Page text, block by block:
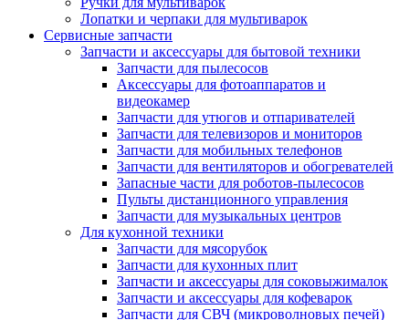
Лопатки и черпаки для мультиварок
Сервисные запчасти
Запчасти и аксессуары для бытовой техники
Запчасти для пылесосов
Аксессуары для фотоаппаратов и
видеокамер
Запчасти для утюгов и отпаривателей
Запчасти для телевизоров и мониторов
Запчасти для мобильных телефонов
Запчасти для вентиляторов и обогревателей
Запасные части для роботов-пылесосов
Пульты дистанционного управления
Запчасти для музыкальных центров
Для кухонной техники
Запчасти для мясорубок
Запчасти для кухонных плит
Запчасти и аксессуары для соковыжималок
Запчасти и аксессуары для кофеварок
Запчасти для СВЧ (микроволновых печей)